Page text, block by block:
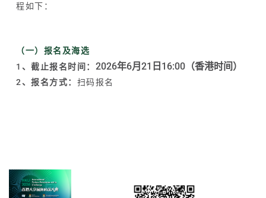
程如下：
（一）报名及海选
1、截止报名时间： 2026年6月21日16:00（香港时间）
2、报名方式： 扫码报名